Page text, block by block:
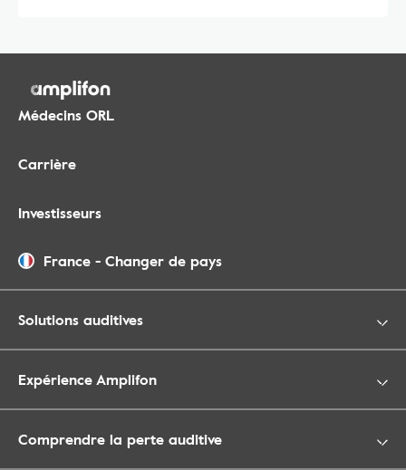
Médecins ORL
Carrière
Investisseurs
France - Changer de pays
Solutions auditives
Expérience Amplifon
Comprendre la perte auditive